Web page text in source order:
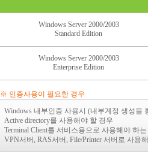
Windows Server 2000/2003
Standard Edition
Windows Server 2000/2003
Enterprise Edition
※ 인증사용이 필요한 경우
Windows 내부인증 사용시 (내부계정 생성을
Active directory를 사용해야 할 경우
Terminal Client를 서비스용으로 사용해야 하
VPN서버, RAS서버, File/Printer 서버로 사용